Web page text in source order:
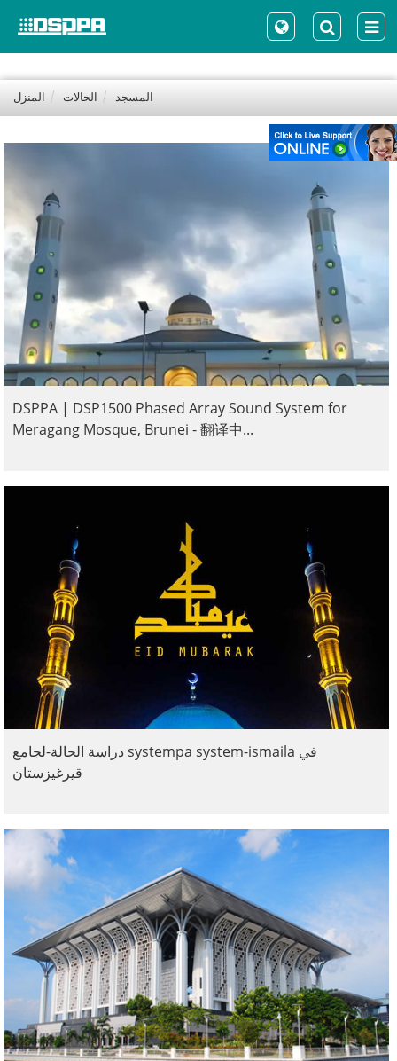
المنزل الحالات المسجد
DSPPA | DSP1500 Phased Array Sound System for
Meragang Mosque, Brunei - 翻译中...
دراسة الحالة-لجامع systempa system-ismaila في
قيرغيزستان